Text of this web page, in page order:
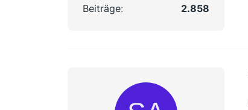
Beiträge
2.858